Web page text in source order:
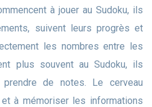
suivent leurs progrès et
les nombres entre les
plus souvent au Sudoku, ils
de notes. Le cerveau
à mémoriser les informations